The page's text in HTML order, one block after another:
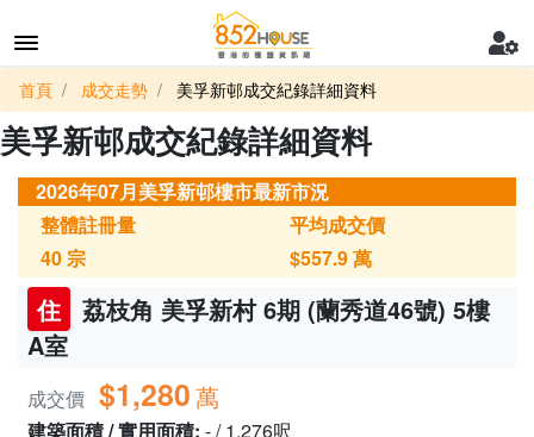
首頁 成交走勢 美孚新邨成交紀錄詳細資料
美孚新邨成交紀錄詳細資料
2026年07月美孚新邨樓市最新市況
整體註冊量
40宗
平均成交價
$557.9萬
住
荔枝角 美孚新村 6期 (蘭秀道46號) 5樓
A室
成交價 $1,280萬
建築面積 / 實用面積: - / 1,276呎